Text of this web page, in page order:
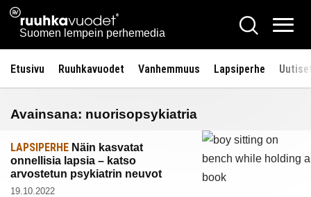
Siirry
sisältöön
Ruuhkavuodet.fi
Suomen lempein perhemedia
Hae
Etusivu Ruuhkavuodet Vanhemmuus Lapsiperhe
Avainsana: nuorisopsykiatria
LAPSIPERHE Näin kasvatat
onnellisia lapsia – katso
arvostetun psykiatrin neuvot
19.10.2022